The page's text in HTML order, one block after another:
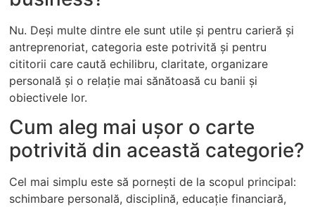
Nu. Deși multe dintre ele sunt utile și pentru carieră și
antreprenoriat, categoria este potrivită și pentru
cititorii care caută echilibru, claritate, organizare
personală și o relație mai sănătoasă cu banii și
obiectivele lor.
Cum aleg mai ușor o carte
potrivită din această categorie?
Cel mai simplu este să pornești de la scopul principal:
schimbare personală, disciplină, educație financiară,